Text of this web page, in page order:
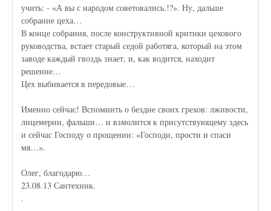
учить: - «А вы с народом советовались.!?». Ну, дальше
собрание цеха…
В конце собрания, после конструктивной критики цехового
руководства, встает старый седой работяга, который на этом
заводе каждый гвоздь знает, и, как водится, находит
решение…
Цех выбивается в передовые…
Именно сейчас! Вспомнить о бездне своих грехов: лживости,
лицемерии, фальши… и взмолится к присутствующему здесь
и сейчас Господу о прощении: «Господи, прости и спаси
мя…».
Олег, благодарю…
23.08.13 Сантехник.
.